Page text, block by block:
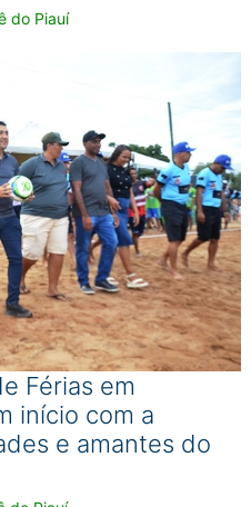
do Piauí
Férias em
início com a
e amantes do